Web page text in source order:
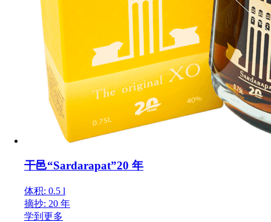
干邑“Sardarapat”20 年
体积: 0.5 l
摘抄: 20 年
学到更多